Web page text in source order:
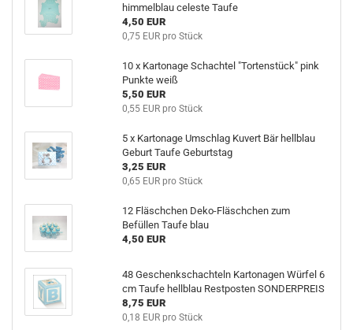
himmelblau celeste Taufe
4,50 EUR
0,75 EUR pro Stück
10 x Kartonage Schachtel "Tortenstück" pink
Punkte weiß
5,50 EUR
0,55 EUR pro Stück
5 x Kartonage Umschlag Kuvert Bär hellblau
Geburt Taufe Geburtstag
3,25 EUR
0,65 EUR pro Stück
12 Fläschchen Deko-Fläschchen zum
Befüllen Taufe blau
4,50 EUR
48 Geschenkschachteln Kartonagen Würfel 6
cm Taufe hellblau Restposten SONDERPREIS
8,75 EUR
0,18 EUR pro Stück